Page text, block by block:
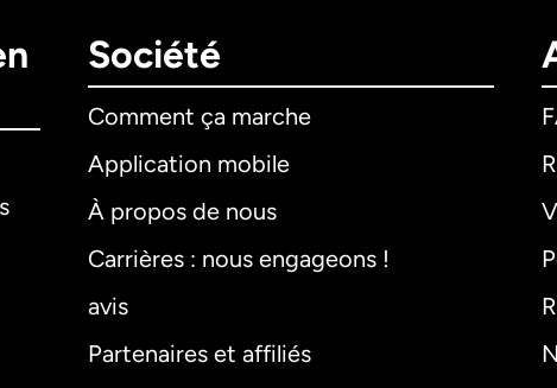
Société
Comment ça marche
Application mobile
À propos de nous
Carrières : nous engageons !
avis
Partenaires et affiliés